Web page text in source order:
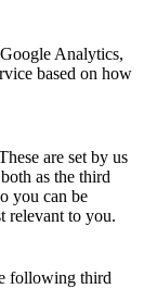
Analytics,
based on how
are set by us
as the third
you can be
relevant to you.
following third